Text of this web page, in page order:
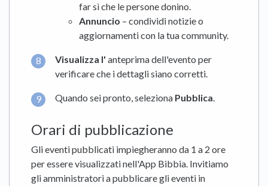
far sì che le persone donino.
Annuncio – condividi notizie o
aggiornamenti con la tua community.
Visualizza l' anteprima dell'evento per
verificare che i dettagli siano corretti.
Quando sei pronto, seleziona Pubblica
Orari di pubblicazione
Gli eventi pubblicati impiegheranno da 1 a 2 ore
per essere visualizzati nell'App Bibbia. Invitiamo
gli amministratori a pubblicare gli eventi in